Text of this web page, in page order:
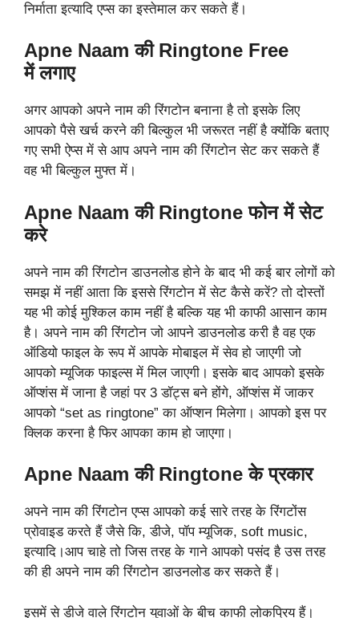
निर्माता इत्यादि एप्स का इस्तेमाल कर सकते हैं।
Apne Naam की Ringtone Free
में लगाए
अगर आपको अपने नाम की रिंगटोन बनाना है तो इसके लिए
आपको पैसे खर्च करने की बिल्कुल भी जरूरत नहीं है क्योंकि बताए
गए सभी ऐप्स में से आप अपने नाम की रिंगटोन सेट कर सकते हैं
वह भी बिल्कुल मुफ्त में।
Apne Naam की Ringtone फोन में सेट
करे
अपने नाम की रिंगटोन डाउनलोड होने के बाद भी कई बार लोगों को
समझ में नहीं आता कि इससे रिंगटोन में सेट कैसे करें? तो दोस्तों
यह भी कोई मुश्किल काम नहीं है बल्कि यह भी काफी आसान काम
है। अपने नाम की रिंगटोन जो आपने डाउनलोड करी है वह एक
ऑडियो फाइल के रूप में आपके मोबाइल में सेव हो जाएगी जो
आपको म्यूजिक फाइल्स में मिल जाएगी। इसके बाद आपको इसके
ऑप्शंस में जाना है जहां पर 3 डॉट्स बने होंगे, ऑप्शंस में जाकर
आपको “set as ringtone” का ऑप्शन मिलेगा। आपको इस पर
क्लिक करना है फिर आपका काम हो जाएगा।
Apne Naam की Ringtone के प्रकार
अपने नाम की रिंगटोन एप्स आपको कई सारे तरह के रिंगटोंस
प्रोवाइड करते हैं जैसे कि, डीजे, पॉप म्यूजिक, soft music,
इत्यादि।आप चाहे तो जिस तरह के गाने आपको पसंद है उस तरह
की ही अपने नाम की रिंगटोन डाउनलोड कर सकते हैं।
इसमें से डीजे वाले रिंगटोन युवाओं के बीच काफी लोकप्रिय हैं।